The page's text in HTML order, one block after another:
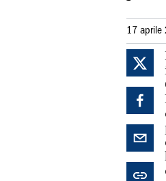
17 aprile